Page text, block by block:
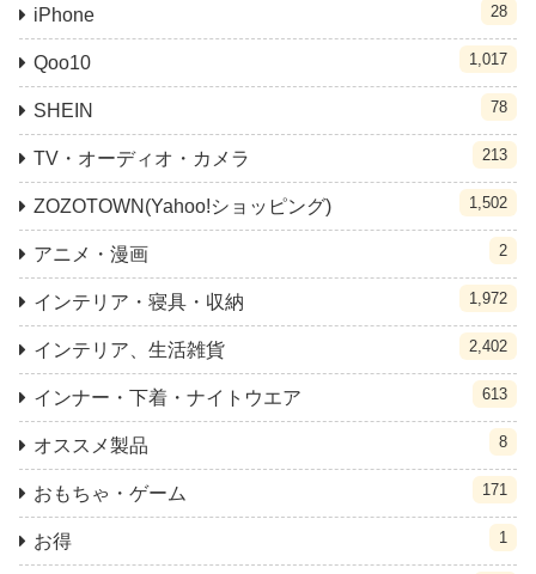
iPhone 28
Qoo10 1,017
SHEIN 78
TV・オーディオ・カメラ 213
ZOZOTOWN(Yahoo!ショッピング) 1,502
アニメ・漫画 2
インテリア・寝具・収納 1,972
インテリア、生活雑貨 2,402
インナー・下着・ナイトウエア 613
オススメ製品 8
おもちゃ・ゲーム 171
お得 1